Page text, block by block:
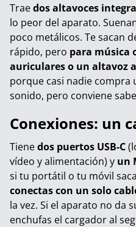
Traedos altavoces
lo peor del aparato.
poco metálicos. Te sacan
rápido, pero para música
auriculares o un altavoz
porque casi nadie
sonido, pero conviene
Conexiones: un
Tienedos puertos USB-C
vídeo y alimentación) y un
si tu portátil o tu móvil
conectas con un solo
la vez. Si el aparato no da
enchufas el cargador al